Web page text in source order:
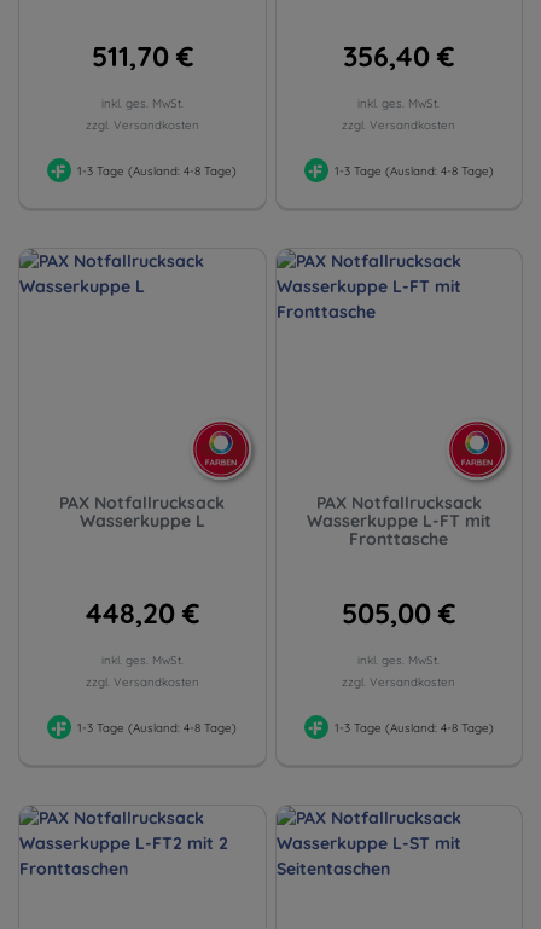
511,70 €
inkl. ges. MwSt.
zzgl. Versandkosten
1-3 Tage (Ausland: 4-8 Tage)
356,40 €
inkl. ges. MwSt.
zzgl. Versandkosten
1-3 Tage (Ausland: 4-8 Tage)
PAX Notfallrucksack
Wasserkuppe L
448,20 €
inkl. ges. MwSt.
zzgl. Versandkosten
1-3 Tage (Ausland: 4-8 Tage)
PAX Notfallrucksack
Wasserkuppe L-FT mit
Fronttasche
505,00 €
inkl. ges. MwSt.
zzgl. Versandkosten
1-3 Tage (Ausland: 4-8 Tage)